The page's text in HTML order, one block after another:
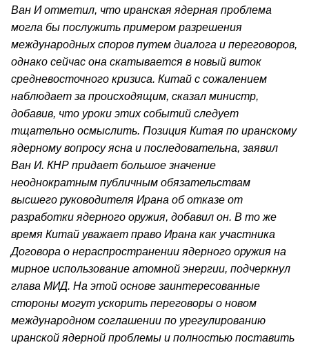
Ван И отметил, что иранская ядерная проблема
могла бы послужить примером разрешения
международных споров путем диалога и переговоров,
однако сейчас она скатывается в новый виток
средневосточного кризиса. Китай с сожалением
наблюдает за происходящим, сказал министр,
добавив, что уроки этих событий следует
тщательно осмыслить. Позиция Китая по иранскому
ядерному вопросу ясна и последовательна, заявил
Ван И. КНР придает большое значение
неоднократным публичным обязательствам
высшего руководителя Ирана об отказе от
разработки ядерного оружия, добавил он. В то же
время Китай уважает право Ирана как участника
Договора о нераспространении ядерного оружия на
мирное использование атомной энергии, подчеркнул
глава МИД. На этой основе заинтересованные
стороны могут ускорить переговоры о новом
международном соглашении по урегулированию
иранской ядерной проблемы и полностью поставить